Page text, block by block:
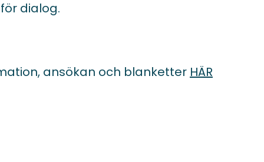
dialog.
ansökan och blanketter HÄR